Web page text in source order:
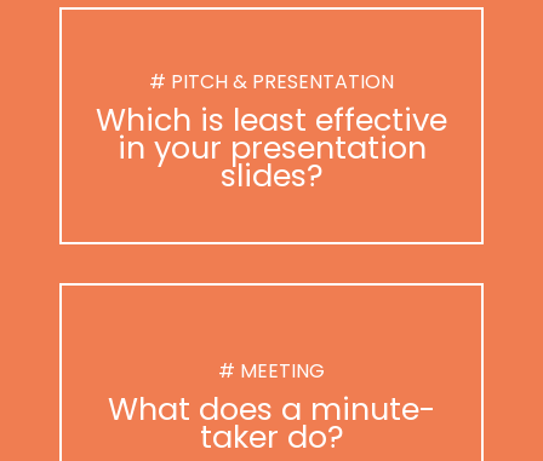
# PITCH & PRESENTATION
Which is least effective
in your presentation
slides?
# MEETING
What does a minute-
taker do?